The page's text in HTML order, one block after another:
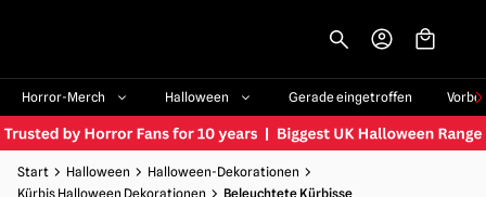
Horror-Merch Halloween Gerade eingetroffen
Start Halloween
Halloween-Dekorationen
Kürbis Halloween Dekorationen
Beleuchtete Kürbisse